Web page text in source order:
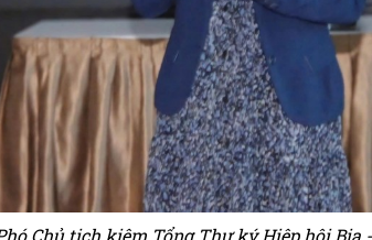
Chủ tịch kiêm Tổng Thư ký Hiệp hội